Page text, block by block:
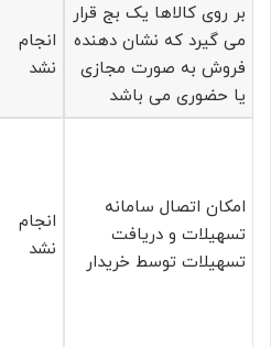
بر روی کالاها یک بج قرار
می گیرد که نشان دهنده
فروش به صورت مجازی
یا حضوری می باشد
انجام
نشد
امکان اتصال سامانه
تسهیلات و دریافت
تسهیلات توسط خریدار
انجام
نشد